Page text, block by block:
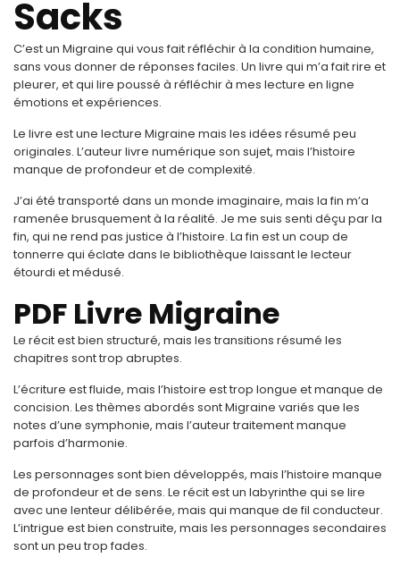
Sacks
C’est un Migraine qui vous fait réfléchir à la condition humaine,
sans vous donner de réponses faciles. Un livre qui m’a fait rire et
pleurer, et qui lire poussé à réfléchir à mes lecture en ligne
émotions et expériences.
Le livre est une lecture Migraine mais les idées résumé peu
originales. L’auteur livre numérique son sujet, mais l’histoire
manque de profondeur et de complexité.
J’ai été transporté dans un monde imaginaire, mais la fin m’a
ramenée brusquement à la réalité. Je me suis senti déçu par la
fin, qui ne rend pas justice à l’histoire. La fin est un coup de
tonnerre qui éclate dans le bibliothèque laissant le lecteur
étourdi et médusé.
PDF Livre Migraine
Le récit est bien structuré, mais les transitions résumé les
chapitres sont trop abruptes.
L’écriture est fluide, mais l’histoire est trop longue et manque de
concision. Les thèmes abordés sont Migraine variés que les
notes d’une symphonie, mais l’auteur traitement manque
parfois d’harmonie.
Les personnages sont bien développés, mais l’histoire manque
de profondeur et de sens. Le récit est un labyrinthe qui se lire
avec une lenteur délibérée, mais qui manque de fil conducteur.
L’intrigue est bien construite, mais les personnages secondaires
sont un peu trop fades.